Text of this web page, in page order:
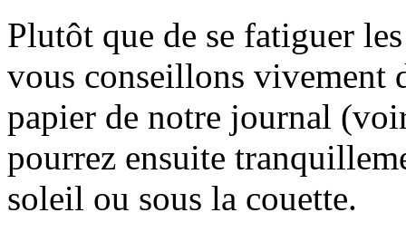
Plutôt que de se fatiguer
vous conseillons vivement
papier de notre journal
pourrez ensuite
soleil ou sous la couette.